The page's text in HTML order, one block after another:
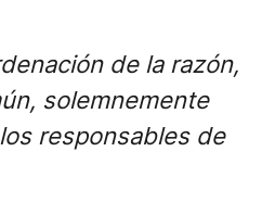
de la razón,
solemnemente
responsables de